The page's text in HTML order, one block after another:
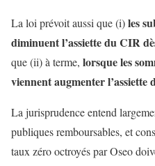
La loi prévoit aussi que (i)les
diminuent l’assiette du CIR
que (ii) à terme, lorsque les
viennent augmenter l’assiette
La jurisprudence entend
publiques remboursables, et
taux zéro octroyés par Oseo